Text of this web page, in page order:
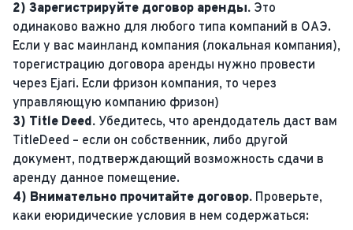
2) Зарегистрируйте договор аренды. Это
одинаково важно для любого типа компаний в ОАЭ.
Если у вас маинланд компания (локальная компания),
торегистрацию договора аренды нужно провести
через Ejari. Если фризон компания, то через
управляющую компанию фризон)
3) Title Deed. Убедитесь, что арендодатель даст вам
TitleDeed – если он собственник, либо другой
документ, подтверждающий возможность сдачи в
аренду данное помещение.
4) Внимательно прочитайте договор. Проверьте,
каки еюридические условия в нем содержаться: